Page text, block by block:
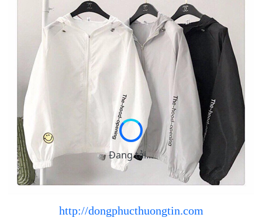
http://dongphucthuongtin.com
Đang tải...